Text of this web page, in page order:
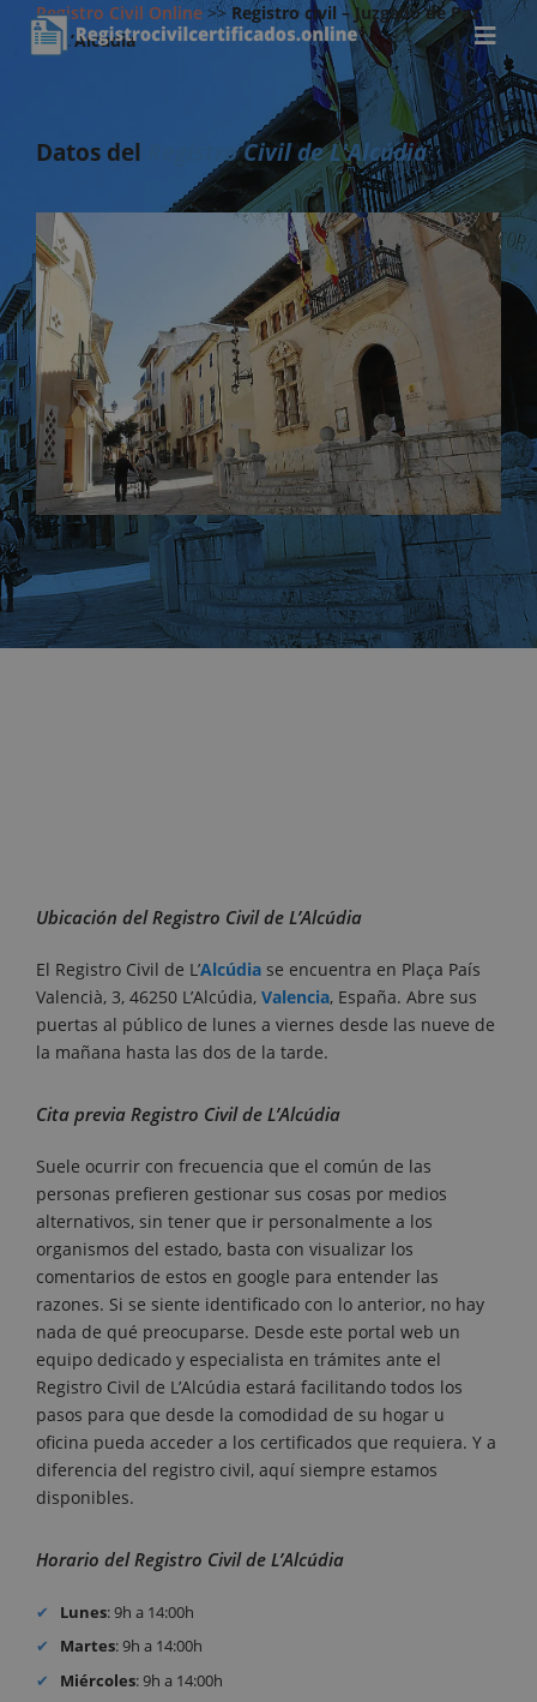
Registro Civil Online>>Registro civil – Juzgado de Paz
de L’Alcúdia
Datos del Registro Civil de L'Alcúdia
Ubicación del Registro Civil de L’Alcúdia
El Registro Civil de L’Alcúdia se encuentra en Plaça País
Valencià, 3, 46250 L’Alcúdia, Valencia, España. Abre sus
puertas al público de lunes a viernes desde las nueve de
la mañana hasta las dos de la tarde.
Cita previa Registro Civil de L’Alcúdia
Suele ocurrir con frecuencia que el común de las
personas prefieren gestionar sus cosas por medios
alternativos, sin tener que ir personalmente a los
organismos del estado, basta con visualizar los
comentarios de estos en google para entender las
razones. Si se siente identificado con lo anterior, no hay
nada de qué preocuparse. Desde este portal web un
equipo dedicado y especialista en trámites ante el
Registro Civil de L’Alcúdia estará facilitando todos los
pasos para que desde la comodidad de su hogar u
oficina pueda acceder a los certificados que requiera. Y a
diferencia del registro civil, aquí siempre estamos
disponibles.
Horario del Registro Civil de L’Alcúdia
Lunes: 9h a 14:00h
Martes: 9h a 14:00h
Miércoles: 9h a 14:00h